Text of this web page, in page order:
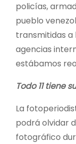
policías,
pueblo
transmitidas a
agencias
estábamos
Todo 11 tiene
La
podrá olvidar
fotográfico